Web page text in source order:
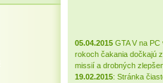
05.04.2015 GTA V na
rokoch čakania dočkajú
missií a drobných
19.02.2015: Stránka